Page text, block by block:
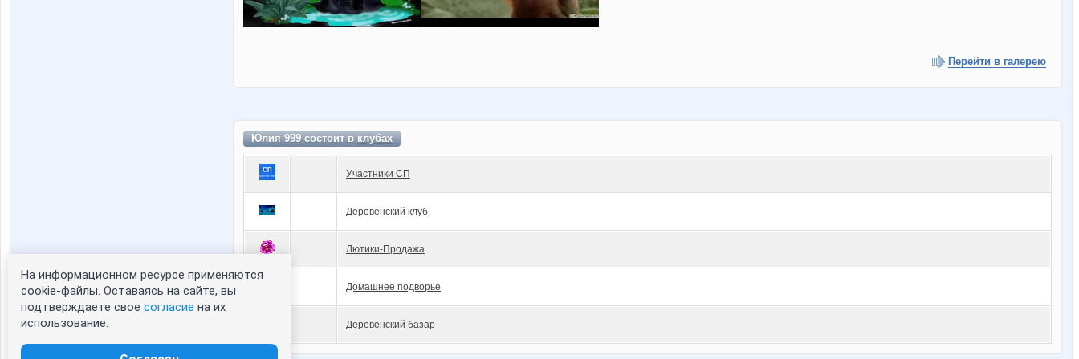
Перейти в галерею
Юлия 999 состоит вклубах
Участники СП
Деревенский клуб
Лютики-Продажа
Домашнее подворье
Деревенский базар
На информационном ресурсе применяются
cookie-файлы. Оставаясь на сайте, вы
подтверждаете свое согласие на их
использование.